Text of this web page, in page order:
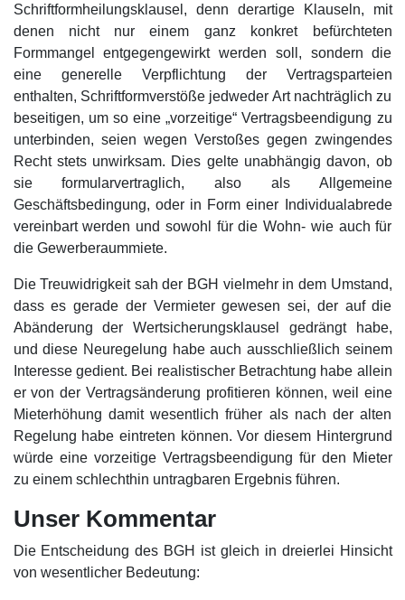
Schriftformheilungsklausel, denn derartige Klauseln, mit
denen nicht nur einem ganz konkret befürchteten
Formmangel entgegengewirkt werden soll, sondern die
eine generelle Verpflichtung der Vertragsparteien
enthalten, Schriftformverstöße jedweder Art nachträglich zu
beseitigen, um so eine „vorzeitige“ Vertragsbeendigung zu
unterbinden, seien wegen Verstoßes gegen zwingendes
Recht stets unwirksam. Dies gelte unabhängig davon, ob
sie formularvertraglich, also als Allgemeine
Geschäftsbedingung, oder in Form einer Individualabrede
vereinbart werden und sowohl für die Wohn- wie auch für
die Gewerberaummiete.
Die Treuwidrigkeit sah der BGH vielmehr in dem Umstand,
dass es gerade der Vermieter gewesen sei, der auf die
Abänderung der Wertsicherungsklausel gedrängt habe,
und diese Neuregelung habe auch ausschließlich seinem
Interesse gedient. Bei realistischer Betrachtung habe allein
er von der Vertragsänderung profitieren können, weil eine
Mieterhöhung damit wesentlich früher als nach der alten
Regelung habe eintreten können. Vor diesem Hintergrund
würde eine vorzeitige Vertragsbeendigung für den Mieter
zu einem schlechthin untragbaren Ergebnis führen.
Unser Kommentar
Die Entscheidung des BGH ist gleich in dreierlei Hinsicht
von wesentlicher Bedeutung: